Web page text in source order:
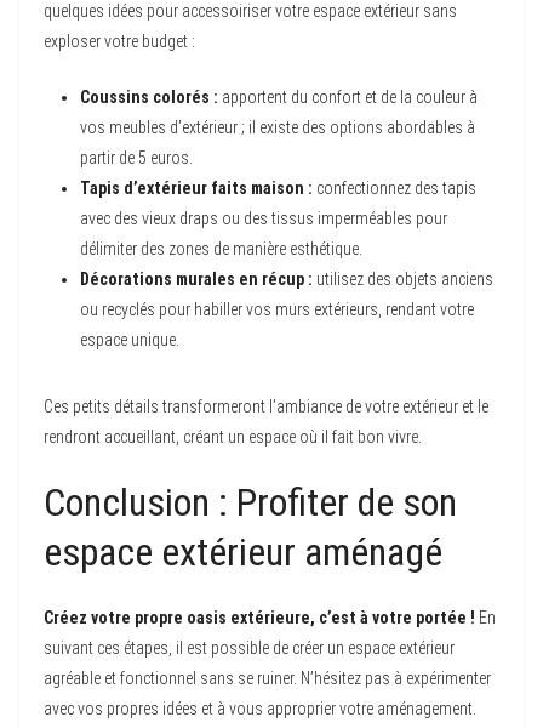
quelques idées pour accessoiriser votre espace extérieur sans
exploser votre budget :
Coussins colorés : apportent du confort et de la couleur à
vos meubles d’extérieur ; il existe des options abordables à
partir de 5 euros.
Tapis d’extérieur faits maison : confectionnez des tapis
avec des vieux draps ou des tissus imperméables pour
délimiter des zones de manière esthétique.
Décorations murales en récup : utilisez des objets anciens
ou recyclés pour habiller vos murs extérieurs, rendant votre
espace unique.
Ces petits détails transformeront l’ambiance de votre extérieur et le
rendront accueillant, créant un espace où il fait bon vivre.
Conclusion : Profiter de son
espace extérieur aménagé
Créez votre propre oasis extérieure, c’est à votre portée ! En
suivant ces étapes, il est possible de créer un espace extérieur
agréable et fonctionnel sans se ruiner. N’hésitez pas à expérimenter
avec vos propres idées et à vous approprier votre aménagement.